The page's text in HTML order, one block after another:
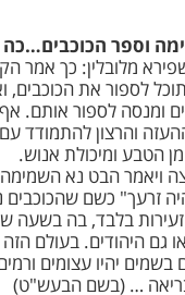
יהיה זרעך"
כך אמר הקב"ה לאברהם:
ואף על פי כן
אותם. אף צאצאיך יהיו
עם דברים
אנוש.
נא השמימה וספר
נראים לעינינו
בה בשעה שהם עולמות
בעולם הזה יהיה מראיהם
ורמים ויהוו את
הבעש"ט)